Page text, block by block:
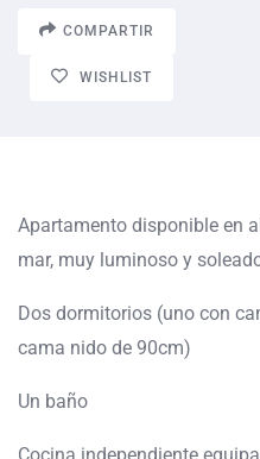
COMPARTIR
WISHLIST
Apartamento disponible en
mar, muy luminoso y
Dos dormitorios (uno con
cama nido de 90cm)
Un baño
Cocina independiente